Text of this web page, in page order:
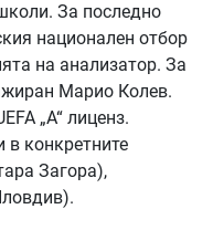
За последно
национален отбор
на анализатор. За
Марио Колев.
„A“ лиценз.
в конкретните
Загора),